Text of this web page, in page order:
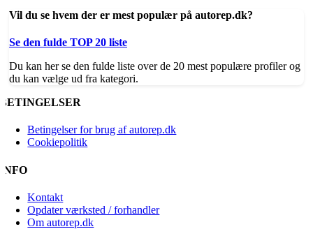
Vil du se hvem der er mest populær på autorep.dk?
Se den fulde TOP 20 liste
Du kan her se den fulde liste over de 20 mest populære profiler og
du kan vælge ud fra kategori.
BETINGELSER
Betingelser for brug af autorep.dk
Cookiepolitik
INFO
Kontakt
Opdater værksted / forhandler
Om autorep.dk